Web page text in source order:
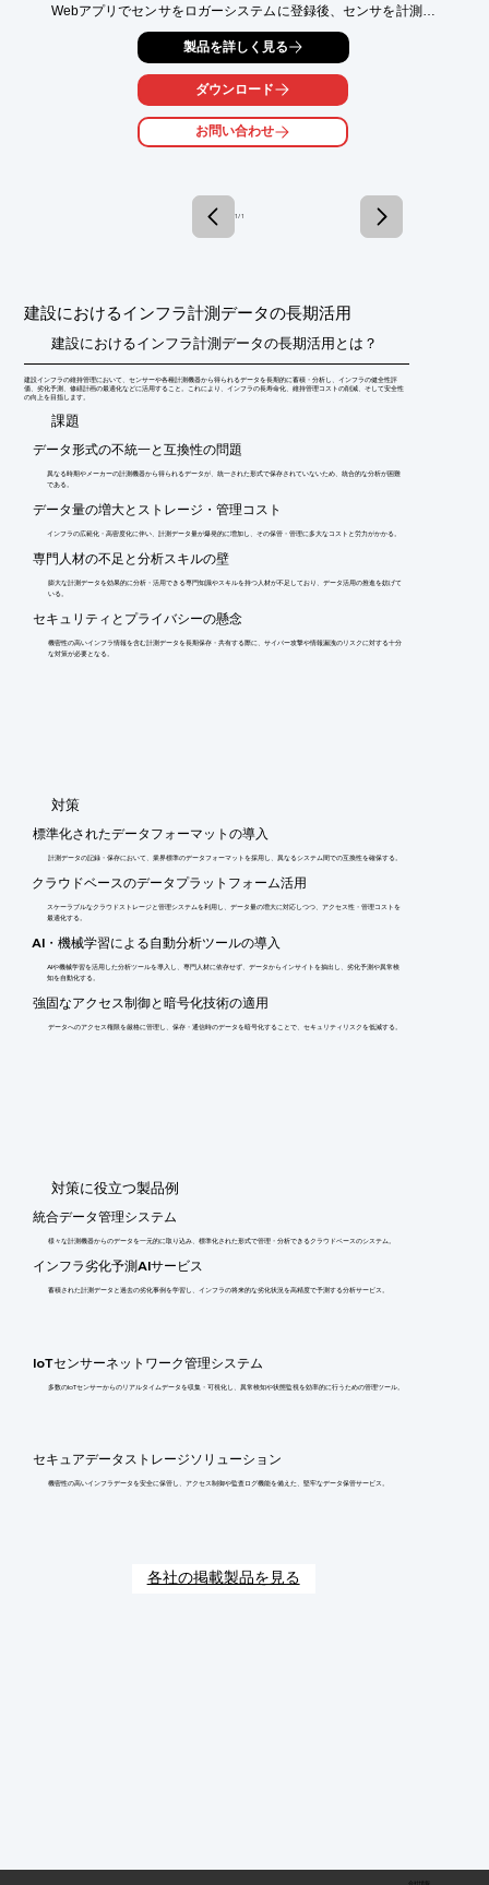
Webアプリでセンサをロガーシステムに登録後、センサを計測し
に設置。Webアプリで計測設定を変更、Startボタンで計測を開始
ロガーは設定時間毎にファイルを保存します。
ファイル削除、移動、コピー、ダウンロード、フォルダ作成等、
「Remmina」といったアプリを経由し、エッジデバイスにリモ
■当社製品「LPMS-B2(無線センサ、最大7台)」と連携
■データ計測を行うシンプルなデータロガー
■PCやスマートフォン等経由でロガーの設定、操作が可能
※詳しくはPDF資料をご覧いただくか、お気軽にお問い合わせ下
さい。
製品を詳しく見る
ダウンロード
お問い合わせ
1 / 1
建設におけるインフラ計測データの長期活用
建設におけるインフラ計測データの長期活用とは？
建設インフラの維持管理において、センサーや各種計測機器から得られるデータを長期的に蓄積・分析し、インフラの健全性評
価、劣化予測、修繕計画の最適化などに活用すること。これにより、インフラの長寿命化、維持管理コストの削減、そして安全性
の向上を目指します。
​課題
データ形式の不統一と互換性の問題
異なる時期やメーカーの計測機器から得られるデータが、統一された形式で保存されていないため、統合的な分析が困難
である。
データ量の増大とストレージ・管理コスト
インフラの広範化・高密度化に伴い、計測データ量が爆発的に増加し、その保管・管理に多大なコストと労力がかかる。
専門人材の不足と分析スキルの壁
膨大な計測データを効果的に分析・活用できる専門知識やスキルを持つ人材が不足しており、データ活用の推進を妨げて
いる。
セキュリティとプライバシーの懸念
機密性の高いインフラ情報を含む計測データを長期保存・共有する際に、サイバー攻撃や情報漏洩のリスクに対する十分
な対策が必要となる。
​対策
標準化されたデータフォーマットの導入
計測データの記録・保存において、業界標準のデータフォーマットを採用し、異なるシステム間での互換性を確保する。
クラウドベースのデータプラットフォーム活用
スケーラブルなクラウドストレージと管理システムを利用し、データ量の増大に対応しつつ、アクセス性・管理コストを
最適化する。
AI・機械学習による自動分析ツールの導入
AIや機械学習を活用した分析ツールを導入し、専門人材に依存せず、データからインサイトを抽出し、劣化予測や異常検
知を自動化する。
強固なアクセス制御と暗号化技術の適用
データへのアクセス権限を厳格に管理し、保存・通信時のデータを暗号化することで、セキュリティリスクを低減する。
​対策に役立つ製品例
統合データ管理システム
様々な計測機器からのデータを一元的に取り込み、標準化された形式で管理・分析できるクラウドベースのシステム。
インフラ劣化予測AIサービス
蓄積された計測データと過去の劣化事例を学習し、インフラの将来的な劣化状況を高精度で予測する分析サービス。
IoTセンサーネットワーク管理システム
多数のIoTセンサーからのリアルタイムデータを収集・可視化し、異常検知や状態監視を効率的に行うための管理ツール。
セキュアデータストレージソリューション
機密性の高いインフラデータを安全に保管し、アクセス制御や監査ログ機能を備えた、堅牢なデータ保管サービス。
各社の掲載製品を見る
会社情報